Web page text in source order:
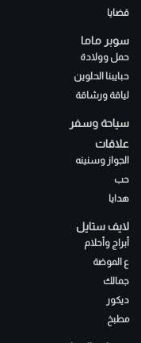
قضايا
سوبر ماما
حمل وولادة
حبايبنا الحلوين
لياقة ورشاقة
سياحة وسفر
علاقات
الجواز وسنينه
حب
هدايا
لايف ستايل
أبراج وأحلام
ع الموضة
جمالك
ديكور
مطبخ